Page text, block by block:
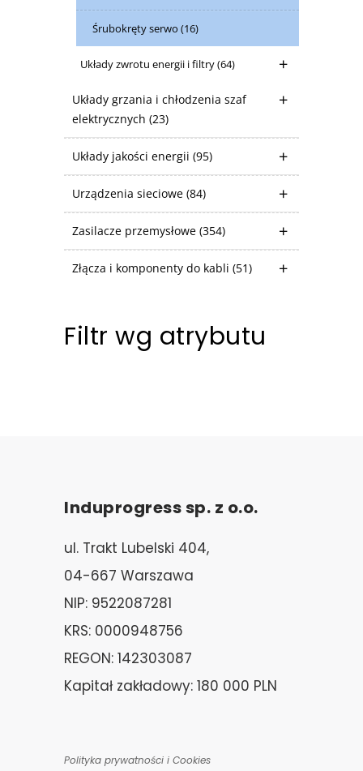
Śrubokręty serwo (16)
Układy zwrotu energii i filtry(64)
Układy grzania i chłodzenia szaf
elektrycznych (23)
Układy jakości energii (95)
Urządzenia sieciowe (84)
Zasilacze przemysłowe (354)
Złącza i komponenty do kabli (51)
Filtr wg atrybutu
Induprogress sp. z o.o.
ul. Trakt Lubelski 404,
04-667 Warszawa
NIP: 9522087281
KRS: 0000948756
REGON: 142303087
Kapitał zakładowy: 180 000 PLN
Polityka prywatności i Cookies